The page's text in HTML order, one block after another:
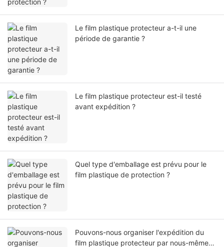
Le film plastique protecteur a-t-il une
période de garantie ?
Le film plastique protecteur est-il testé
avant expédition ?
Quel type d'emballage est prévu pour le
film plastique de protection ?
Pouvons-nous organiser l'expédition du
film plastique protecteur par nous-mêmes